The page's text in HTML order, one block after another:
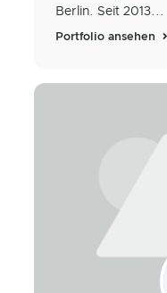
Berlin. Seit 2013...
Portfolio ansehen